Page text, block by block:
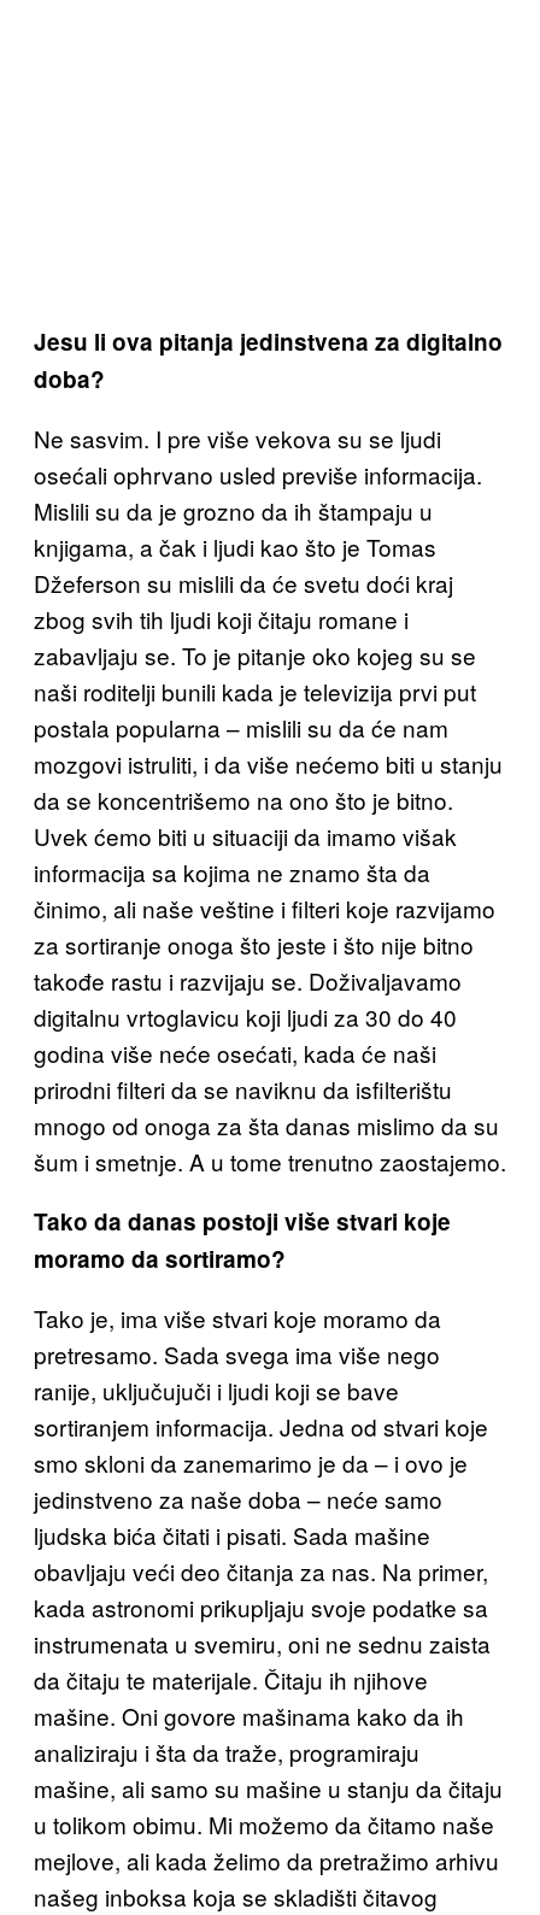
Jesu li ova pitanja jedinstvena za digitalno
doba?
Ne sasvim. I pre više vekova su se ljudi
osećali ophrvano usled previše informacija.
Mislili su da je grozno da ih štampaju u
knjigama, a čak i ljudi kao što je Tomas
Džeferson su mislili da će svetu doći kraj
zbog svih tih ljudi koji čitaju romane i
zabavljaju se. To je pitanje oko kojeg su se
naši roditelji bunili kada je televizija prvi put
postala popularna – mislili su da će nam
mozgovi istruliti, i da više nećemo biti u stanju
da se koncentrišemo na ono što je bitno.
Uvek ćemo biti u situaciji da imamo višak
informacija sa kojima ne znamo šta da
činimo, ali naše veštine i filteri koje razvijamo
za sortiranje onoga što jeste i što nije bitno
takođe rastu i razvijaju se. Doživaljavamo
digitalnu vrtoglavicu koji ljudi za 30 do 40
godina više neće osećati, kada će naši
prirodni filteri da se naviknu da isfilterištu
mnogo od onoga za šta danas mislimo da su
šum i smetnje. A u tome trenutno zaostajemo.
Tako da danas postoji više stvari koje
moramo da sortiramo?
Tako je, ima više stvari koje moramo da
pretresamo. Sada svega ima više nego
ranije, uključujuči i ljudi koji se bave
sortiranjem informacija. Jedna od stvari koje
smo skloni da zanemarimo je da – i ovo je
jedinstveno za naše doba – neće samo
ljudska bića čitati i pisati. Sada mašine
obavljaju veći deo čitanja za nas. Na primer,
kada astronomi prikupljaju svoje podatke sa
instrumenata u svemiru, oni ne sednu zaista
da čitaju te materijale. Čitaju ih njihove
mašine. Oni govore mašinama kako da ih
analiziraju i šta da traže, programiraju
mašine, ali samo su mašine u stanju da čitaju
u tolikom obimu. Mi možemo da čitamo naše
mejlove, ali kada želimo da pretražimo arhivu
našeg inboksa koja se skladišti čitavog